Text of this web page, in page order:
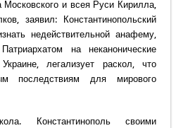
Московского и всея Руси Кирилла,
заявил: Константинопольский
недействительной анафему,
на неканонические
легализует раскол, что
последствиям для мирового
Константинополь своими